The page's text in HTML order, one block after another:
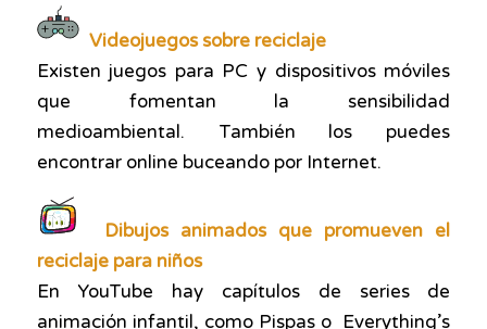
Videojuegos sobre reciclaje
Existen juegos para PC y dispositivos móviles
que fomentan la sensibilidad
medioambiental. También los puedes
encontrar online buceando por Internet.
Dibujos animados que promueven el
reciclaje para niños
En YouTube hay capítulos de series de
animación infantil, como Pispas o Everything’s